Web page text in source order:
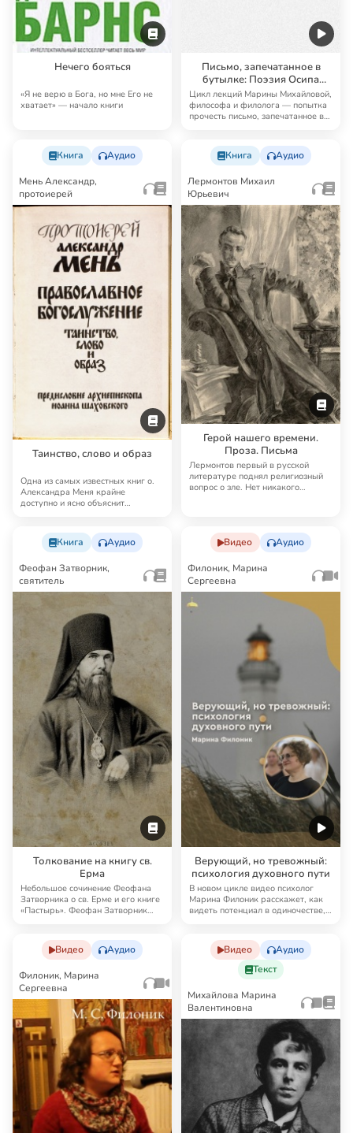
Нечего бояться
«Я не верю в Бога, но мне Его не
хватает» — начало книги
Письмо, запечатанное в
бутылке: Поэзия Осипа
Мандельштама
Цикл лекций Марины Михайловой,
философа и филолога — попытка
прочесть письмо, запечатанное в
Книга Аудио
Мень Александр,
протоиерей
Таинство, слово и образ
Одна из самых известных книг о.
Александра Меня крайне
доступно и ясно объяснит
Книга Аудио
Лермонтов Михаил
Юрьевич
Герой нашего времени.
Проза. Письма
Лермонтов первый в русской
литературе поднял религиозный
вопрос о зле. Нет никакого
Книга Аудио
Феофан Затворник,
святитель
Толкование на книгу св.
Ерма
Небольшое сочинение Феофана
Затворника о св. Ерме и его книге
«Пастырь». Феофан Затворник
Видео Аудио
Филоник, Марина
Сергеевна
Верующий, но тревожный:
психология духовного пути
В новом цикле видео психолог
Марина Филоник расскажет, как
видеть потенциал в одиночестве,
Видео Аудио
Филоник, Марина
Сергеевна
Видео
Аудио
Текст
Михайлова Марина
Валентиновна